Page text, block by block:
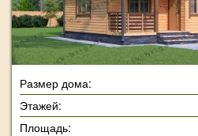
Размер дома:
Этажей:
Площадь: